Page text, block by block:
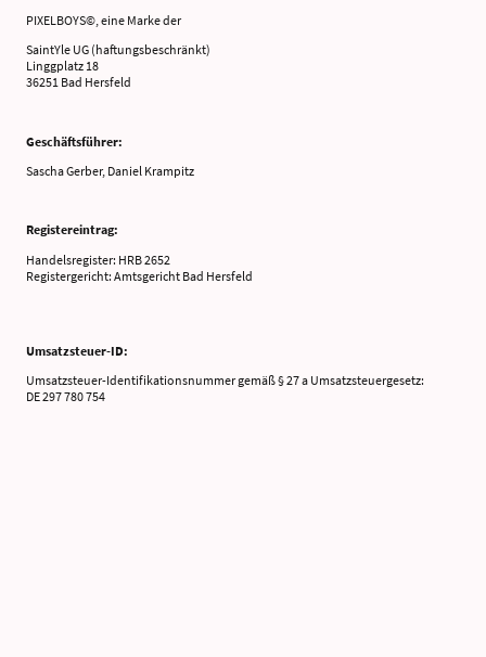
PIXELBOYS©, eine Marke der
SaintYle UG (haftungsbeschränkt)
Linggplatz 18
36251 Bad Hersfeld
Geschäftsführer:
Sascha Gerber, Daniel Krampitz
Registereintrag:
Handelsregister: HRB 2652
Registergericht: Amtsgericht Bad Hersfeld
Umsatzsteuer-ID:
Umsatzsteuer-Identifikationsnummer gemäß § 27 a Umsatzsteuergesetz:
DE 297 780 754